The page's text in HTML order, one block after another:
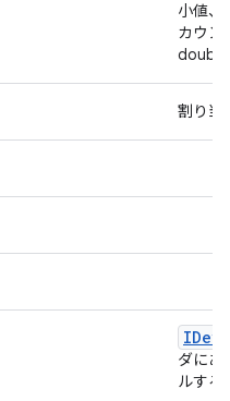
小値、
カウン
double
割り当
ダにあ
ルする